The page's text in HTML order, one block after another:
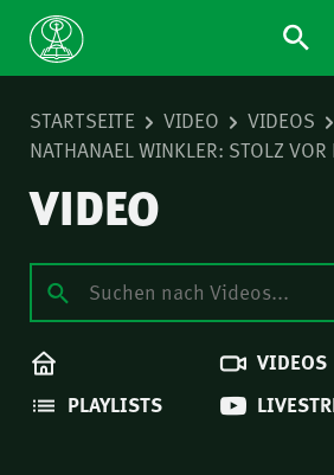
STARTSEITE VIDEO
VIDEOS
NATHANAEL WINKLER: STOLZ
VIDEO
VIDEOS
PLAYLISTS